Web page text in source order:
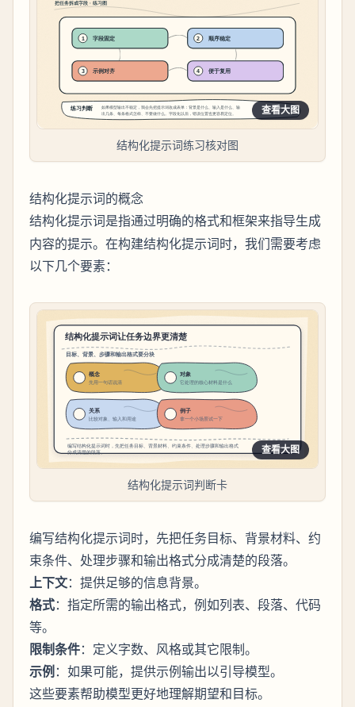
查看大图
结构化提示词练习核对图
结构化提示词的概念
结构化提示词 是指通过明确的格式和框架来指导生成
内容的提示。在构建结构化提示词时，我们需要考虑
以下几个要素：
查看大图
结构化提示词判断卡
编写结构化提示词时，先把任务目标、背景材料、约
束条件、处理步骤和输出格式分成清楚的段落。
上下文：提供足够的信息背景。
格式：指定所需的输出格式，例如列表、段落、代码
等。
限制条件：定义字数、风格或其它限制。
示例 ：如果可能，提供示例输出以引导模型。
这些要素帮助模型更好地理解期望和目标。